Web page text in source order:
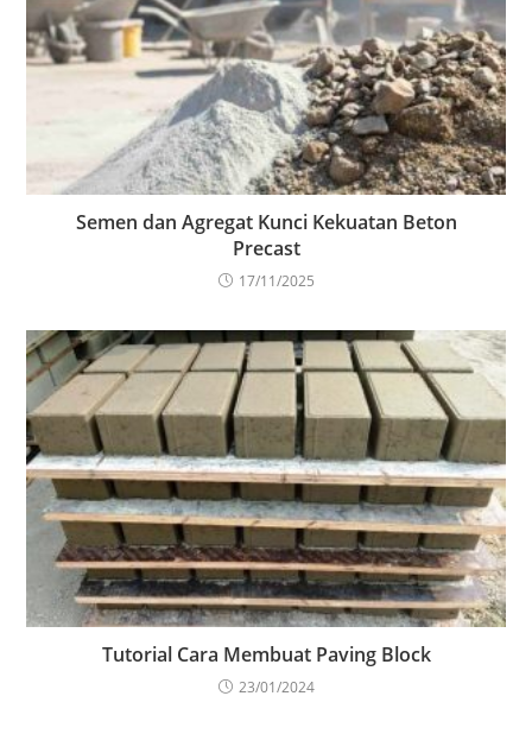
Semen dan Agregat Kunci Kekuatan Beton
Precast
17/11/2025
Tutorial Cara Membuat Paving Block
23/01/2024